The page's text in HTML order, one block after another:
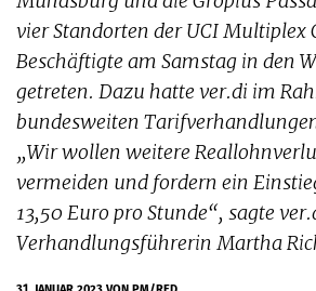
vier Standorten der UCI Multiplex
Beschäftigte am Samstag in den
getreten. Dazu hatte ver.di im
bundesweiten
„Wir wollen weitere
vermeiden und fordern ein
13,50 Euro pro Stunde“, sagte
Verhandlungsführerin Martha